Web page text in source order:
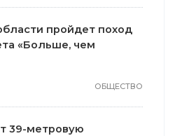
пройдет поход
«Больше, чем
ОБЩЕСТВО
39-метровую